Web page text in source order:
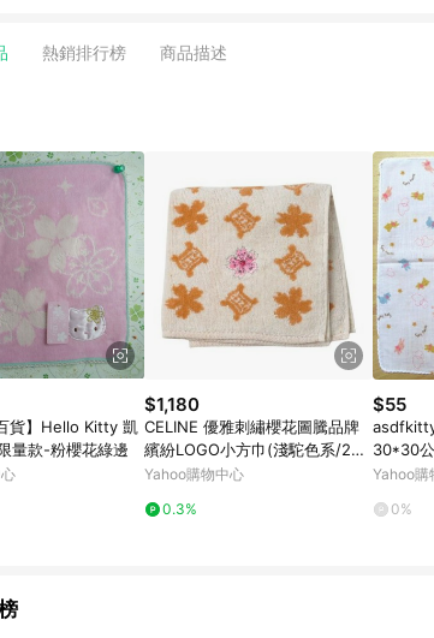
回饋者 - 購物中心商店之商品：商品賣場中有標示「商店」
熱銷排行榜 商品描述
貨】Hello Kitty 凱
量款-粉櫻花綠邊
$1,180
CELINE 優雅刺繡櫻花圖騰品牌
繽紛LOGO小方巾(淺駝色系/26C
M)
Yahoo購物中心
0.3%
$55
30*30
Yahoo購
0%